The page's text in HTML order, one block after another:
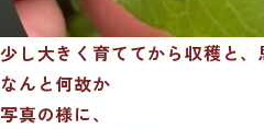
少し大きく育ててから収穫と、
なんと何故か
写真の様に、